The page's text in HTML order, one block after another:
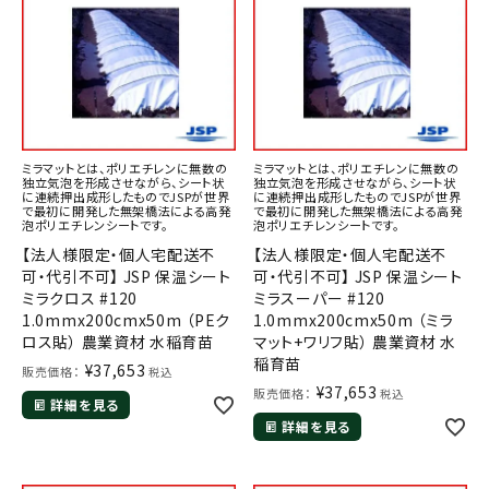
ミラマットとは、ポリエチレンに無数の
独立気泡を形成させながら、シート状
に連続押出成形したものでJSPが世界
で最初に開発した無架橋法による高発
泡ポリエチレンシートです。
【法人様限定・個人宅配送不
可・代引不可】 JSP 保温シート
ミラクロス #120
1.0mmx200cmx50m （PEク
ロス貼） 農業資材 水稲育苗
販売価格： ¥37,653 税込
詳細を見る
ミラマットとは、ポリエチレンに無数の
独立気泡を形成させながら、シート状
に連続押出成形したものでJSPが世界
で最初に開発した無架橋法による高発
泡ポリエチレンシートです。
【法人様限定・個人宅配送不
可・代引不可】 JSP 保温シート
ミラスーパー #120
1.0mmx200cmx50m （ミラ
マット+ワリフ貼） 農業資材 水
稲育苗
販売価格： ¥37,653 税込
詳細を見る